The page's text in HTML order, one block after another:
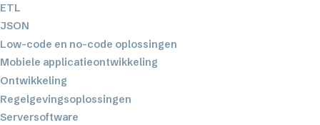
ETL
JSON
Low-code en no-code oplossingen
Mobiele applicatieontwikkeling
Ontwikkeling
Regelgevingsoplossingen
Serversoftware